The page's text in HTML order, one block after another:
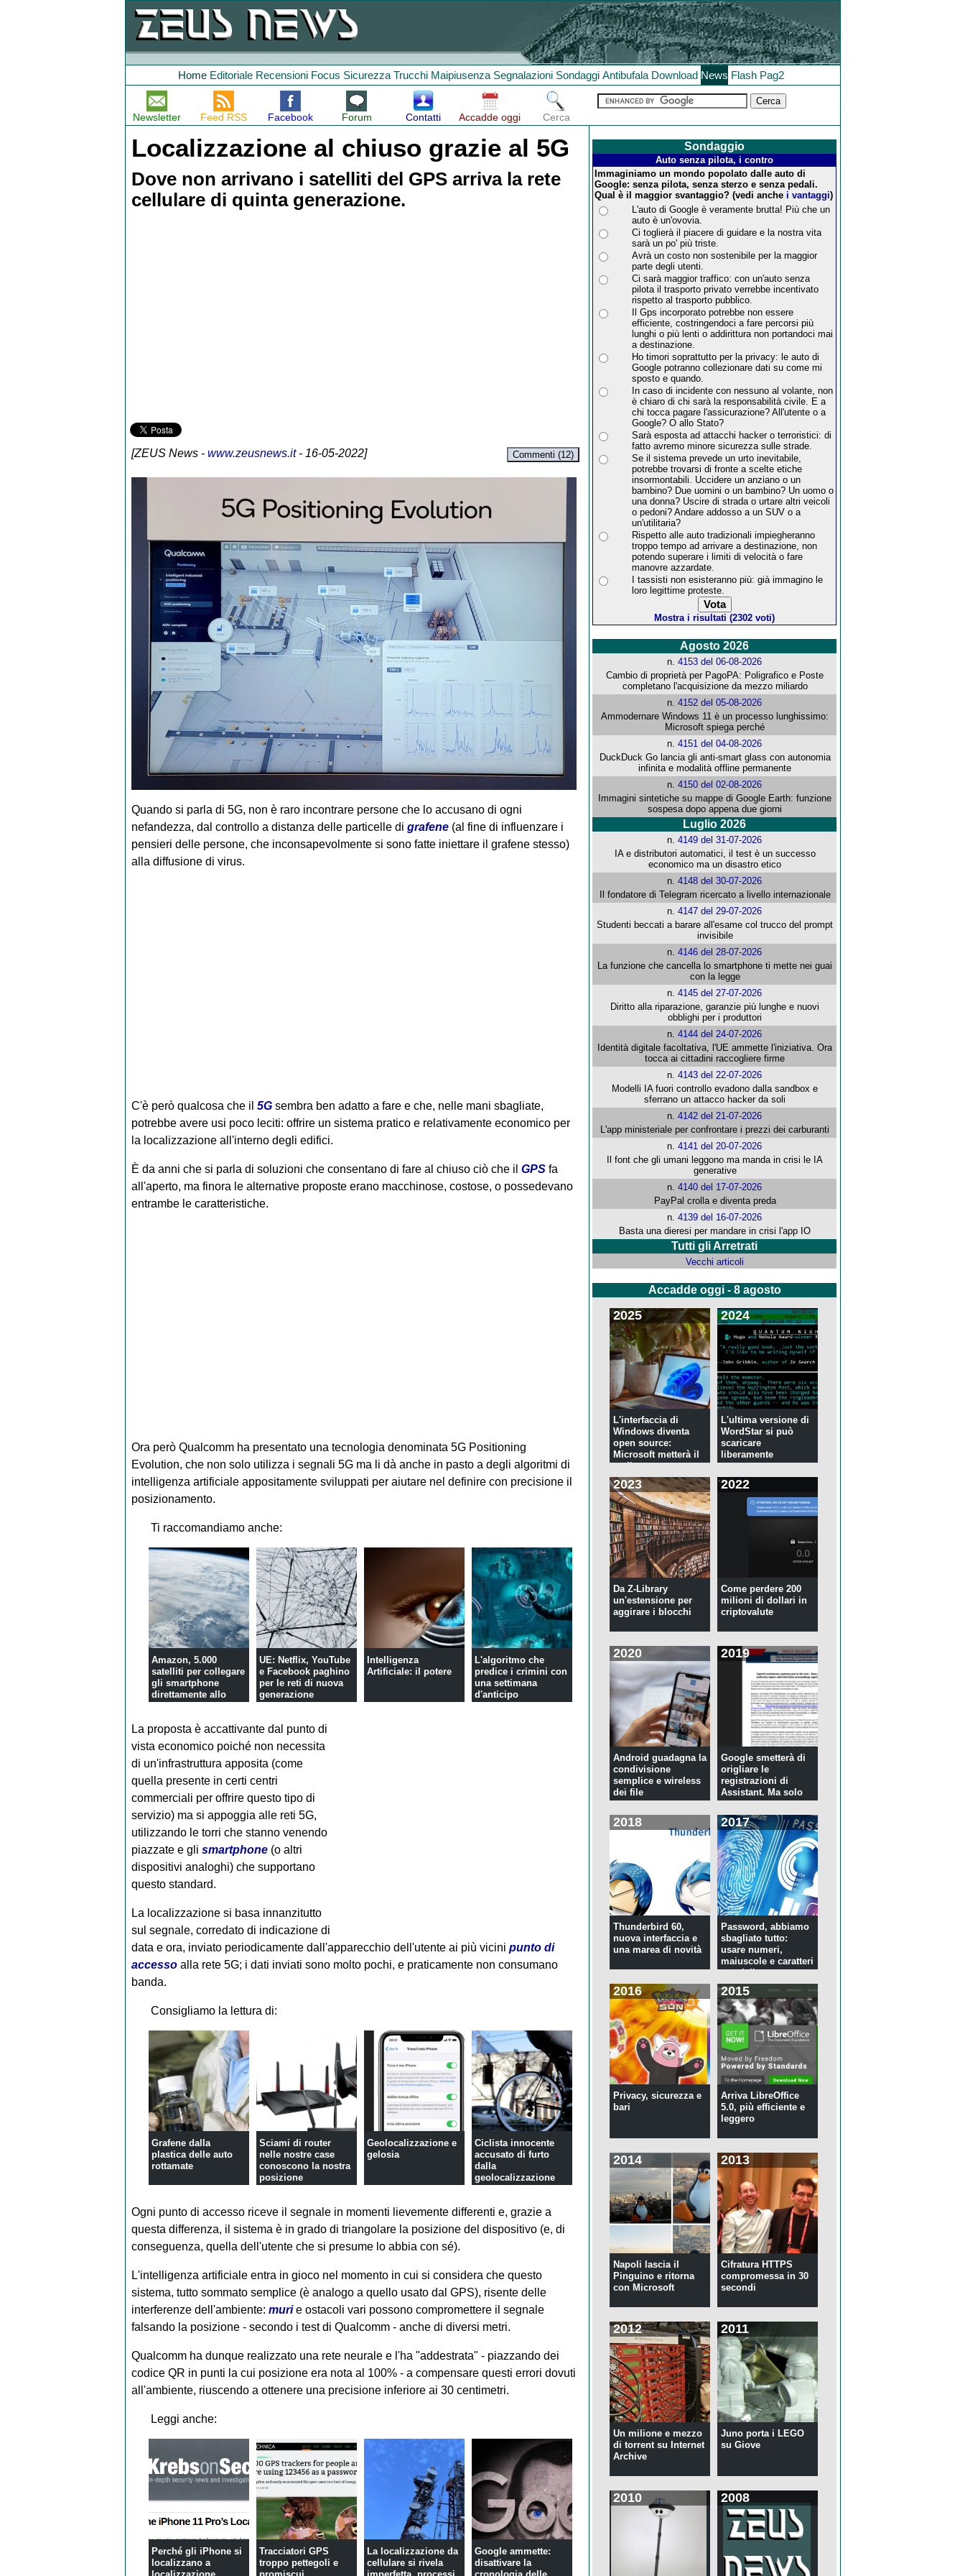
Home Editoriale Recensioni Focus Sicurezza Trucchi Maipiusenza Segnalazioni Sondaggi Antibufala Download News Flash Pag2
Newsletter Feed RSS Facebook Forum Contatti Accadde oggi Cerca
Localizzazione al chiuso grazie al 5G
Dove non arrivano i satelliti del GPS arriva la rete
cellulare di quinta generazione.
[ZEUS News- www.zeusnews.it- 16-05-2022] Commenti (12)
Quando si parla di 5G, non è raro incontrare persone che lo accusano di ogni
nefandezza, dal controllo a distanza delle particelle di grafene(al fine di influenzare i
pensieri delle persone, che inconsapevolmente si sono fatte iniettare il grafene stesso)
alla diffusione di virus.
C'è però qualcosa che il 5Gsembra ben adatto a fare e che, nelle mani sbagliate,
potrebbe avere usi poco leciti: offrire un sistema pratico e relativamente economico per
la localizzazione all'interno degli edifici.
È da anni che si parla di soluzioni che consentano di fare al chiuso ciò che il GPSfa
all'aperto, ma finora le alternative proposte erano macchinose, costose, o possedevano
entrambe le caratteristiche.
Ora però Qualcomm ha presentato una tecnologia denominata 5G Positioning
Evolution, che non solo utilizza i segnali 5G ma li dà anche in pasto a degli algoritmi di
intelligenza artificiale appositamente sviluppati per aiutare nel definire con precisione il
posizionamento.
Ti raccomandiamo anche:
Amazon, 5.000
satelliti per collegare
gli smartphone
direttamente allo
spazio
UE: Netflix, YouTube
e Facebook paghino
per le reti di nuova
generazione
Intelligenza
Artificiale: il potere
L'algoritmo che
predice i crimini con
una settimana
d'anticipo
La proposta è accattivante dal punto di
vista economico poiché non necessita
di un'infrastruttura apposita (come
quella presente in certi centri
commerciali per offrire questo tipo di
servizio) ma si appoggia alle reti 5G,
utilizzando le torri che stanno venendo
piazzate e gli smartphone(o altri
dispositivi analoghi) che supportano
questo standard.
La localizzazione si basa innanzitutto
sul segnale, corredato di indicazione di
data e ora, inviato periodicamente dall'apparecchio dell'utente ai più vicini punto di
accessoalla rete 5G; i dati inviati sono molto pochi, e praticamente non consumano
banda.
Consigliamo la lettura di:
Grafene dalla
plastica delle auto
rottamate
Sciami di router
nelle nostre case
conoscono la nostra
posizione
Geolocalizzazione e
gelosia
Ciclista innocente
accusato di furto
dalla
geolocalizzazione
Ogni punto di accesso riceve il segnale in momenti lievemente differenti e, grazie a
questa differenza, il sistema è in grado di triangolare la posizione del dispositivo (e, di
conseguenza, quella dell'utente che si presume lo abbia con sé).
L'intelligenza artificiale entra in gioco nel momento in cui si considera che questo
sistema, tutto sommato semplice (è analogo a quello usato dal GPS), risente delle
interferenze dell'ambiente: murie ostacoli vari possono compromettere il segnale
falsando la posizione - secondo i test di Qualcomm - anche di diversi metri.
Qualcomm ha dunque realizzato una rete neurale e l'ha "addestrata" - piazzando dei
codice QR in punti la cui posizione era nota al 100% - a compensare questi errori dovuti
all'ambiente, riuscendo a ottenere una precisione inferiore ai 30 centimetri.
Leggi anche:
Perché gli iPhone si
localizzano a
Tracciatori GPS
troppo pettegoli e
La localizzazione da
cellulare si rivela
Google ammette:
disattivare la
Sondaggio
Auto senza pilota, i contro
Immaginiamo un mondo popolato dalle auto di
Google: senza pilota, senza sterzo e senza pedali.
Qual è il maggior svantaggio? (vedi anche i vantaggi)
L'auto di Google è veramente brutta! Più che un
auto è un'ovovia.
Ci toglierà il piacere di guidare e la nostra vita
sarà un po' più triste.
Avrà un costo non sostenibile per la maggior
parte degli utenti.
Ci sarà maggior traffico: con un'auto senza
pilota il trasporto privato verrebbe incentivato
rispetto al trasporto pubblico.
Il Gps incorporato potrebbe non essere
efficiente, costringendoci a fare percorsi più
lunghi o più lenti o addirittura non portandoci mai
a destinazione.
Ho timori soprattutto per la privacy: le auto di
Google potranno collezionare dati su come mi
sposto e quando.
In caso di incidente con nessuno al volante, non
è chiaro di chi sarà la responsabilità civile. E a
chi tocca pagare l'assicurazione? All'utente o a
Google? O allo Stato?
Sarà esposta ad attacchi hacker o terroristici: di
fatto avremo minore sicurezza sulle strade.
Se il sistema prevede un urto inevitabile,
potrebbe trovarsi di fronte a scelte etiche
insormontabili. Uccidere un anziano o un
bambino? Due uomini o un bambino? Un uomo o
una donna? Uscire di strada o urtare altri veicoli
o pedoni? Andare addosso a un SUV o a
un'utilitaria?
Rispetto alle auto tradizionali impiegheranno
troppo tempo ad arrivare a destinazione, non
potendo superare i limiti di velocità o fare
manovre azzardate.
I tassisti non esisteranno più: già immagino le
loro legittime proteste.
Mostra i risultati (2302 voti)
Agosto 2026
n.4153 del 06-08-2026
Cambio di proprietà per PagoPA: Poligrafico e Poste
completano l'acquisizione da mezzo miliardo
n.4152 del 05-08-2026
Ammodernare Windows 11 è un processo lunghissimo:
Microsoft spiega perché
n.4151 del 04-08-2026
DuckDuck Go lancia gli anti-smart glass con autonomia
infinita e modalità offline permanente
n.4150 del 02-08-2026
Immagini sintetiche su mappe di Google Earth: funzione
sospesa dopo appena due giorni
Luglio 2026
n.4149 del 31-07-2026
IA e distributori automatici, il test è un successo
economico ma un disastro etico
n.4148 del 30-07-2026
Il fondatore di Telegram ricercato a livello internazionale
n.4147 del 29-07-2026
Studenti beccati a barare all'esame col trucco del prompt
invisibile
n.4146 del 28-07-2026
La funzione che cancella lo smartphone ti mette nei guai
con la legge
n.4145 del 27-07-2026
Diritto alla riparazione, garanzie più lunghe e nuovi
obblighi per i produttori
n.4144 del 24-07-2026
Identità digitale facoltativa, l'UE ammette l'iniziativa. Ora
tocca ai cittadini raccogliere firme
n.4143 del 22-07-2026
Modelli IA fuori controllo evadono dalla sandbox e
sferrano un attacco hacker da soli
n.4142 del 21-07-2026
L'app ministeriale per confrontare i prezzi dei carburanti
n.4141 del 20-07-2026
Il font che gli umani leggono ma manda in crisi le IA
generative
n.4140 del 17-07-2026
PayPal crolla e diventa preda
n.4139 del 16-07-2026
Basta una dieresi per mandare in crisi l'app IO
Tutti gli Arretrati
Vecchi articoli
Accadde oggi - 8 agosto
2025
L'interfaccia di
Windows diventa
open source:
Microsoft metterà il
codi...
2024
L'ultima versione di
WordStar si può
scaricare
liberamente
2023
Da Z-Library
un'estensione per
aggirare i blocchi
2022
Come perdere 200
milioni di dollari in
criptovalute
2020
Android guadagna la
condivisione
semplice e wireless
dei file
2019
Google smetterà di
origliare le
registrazioni di
Assistant. Ma solo
per tre...
2018
Thunderbird 60,
nuova interfaccia e
una marea di novità
2017
Password, abbiamo
sbagliato tutto:
usare numeri,
maiuscole e caratteri
speciali ...
2016
Privacy, sicurezza e
bari
2015
Arriva LibreOffice
5.0, più efficiente e
leggero
2014
Napoli lascia il
Pinguino e ritorna
con Microsoft
2013
Cifratura HTTPS
compromessa in 30
secondi
2012
Un milione e mezzo
di torrent su Internet
Archive
2011
Juno porta i LEGO
su Giove
2010 2008